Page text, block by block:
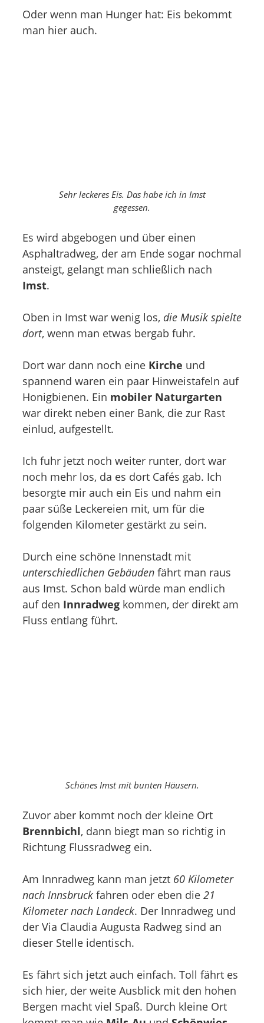
Oder wenn man Hunger hat: Eis bekommt
man hier auch.
Sehr leckeres Eis. Das habe ich in Imst
gegessen.
Es wird abgebogen und über einen
Asphaltradweg, der am Ende sogar nochmal
ansteigt, gelangt man schließlich nach
Imst.
Oben in Imst war wenig los, die Musik spielte
dort, wenn man etwas bergab fuhr.
Dort war dann noch eine Kirche und
spannend waren ein paar Hinweistafeln auf
Honigbienen. Ein mobiler Naturgarten
war direkt neben einer Bank, die zur Rast
einlud, aufgestellt.
Ich fuhr jetzt noch weiter runter, dort war
noch mehr los, da es dort Cafés gab. Ich
besorgte mir auch ein Eis und nahm ein
paar süße Leckereien mit, um für die
folgenden Kilometer gestärkt zu sein.
Durch eine schöne Innenstadt mit
unterschiedlichen Gebäuden fährt man raus
aus Imst. Schon bald würde man endlich
auf den Innradweg kommen, der direkt am
Fluss entlang führt.
Schönes Imst mit bunten Häusern.
Zuvor aber kommt noch der kleine Ort
Brennbichl, dann biegt man so richtig in
Richtung Flussradweg ein.
Am Innradweg kann man jetzt 60 Kilometer
nach Innsbruck fahren oder eben die 21
Kilometer nach Landeck. Der Innradweg und
der Via Claudia Augusta Radweg sind an
dieser Stelle identisch.
Es fährt sich jetzt auch einfach. Toll fährt es
sich hier, der weite Ausblick mit den hohen
Bergen macht viel Spaß. Durch kleine Ort